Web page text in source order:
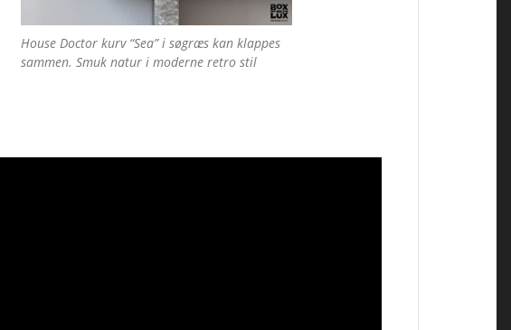
House Doctor kurv “Sea” i søgræs kan klappes
sammen. Smuk natur i moderne retro stil